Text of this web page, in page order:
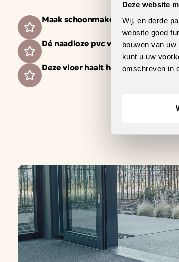
Deze website
Wij, en derde
website goed
bouwen van
kunt u uw
omschreven in
Maak schoonmaken
Dé naadloze pvc vloer op 400 cm
Deze vloer haalt het maximale uit